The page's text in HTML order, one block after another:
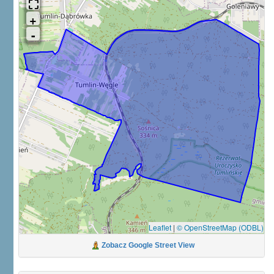
Leaflet | © OpenStreetMap (ODBL)
Zobacz Google Street View